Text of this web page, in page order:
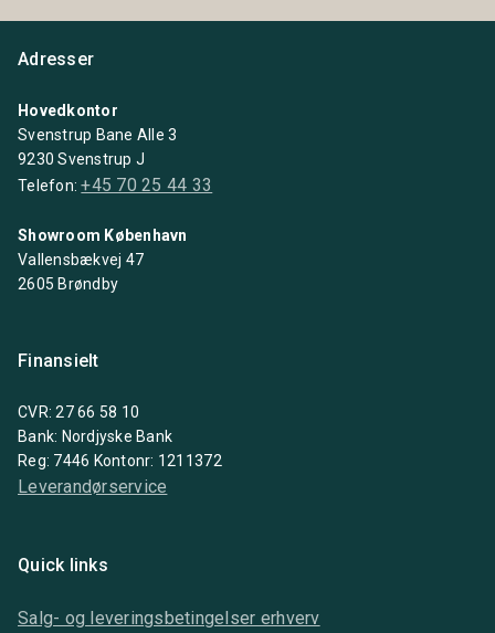
Adresser
Hovedkontor
Svenstrup Bane Alle 3
9230 Svenstrup J
Telefon:+45 70 25 44 33
Showroom København
Vallensbækvej 47
2605 Brøndby
Finansielt
CVR: 27 66 58 10
Bank: Nordjyske Bank
Reg: 7446 Kontonr: 1211372
Leverandørservice
Quick links
Salg- og leveringsbetingelser erhverv